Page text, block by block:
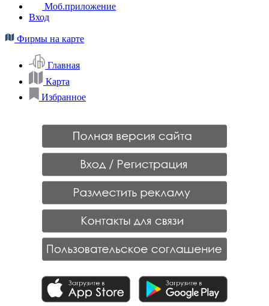
Моб.приложение
Вход
Фирмы на карте
Главная
Карта
Избранное